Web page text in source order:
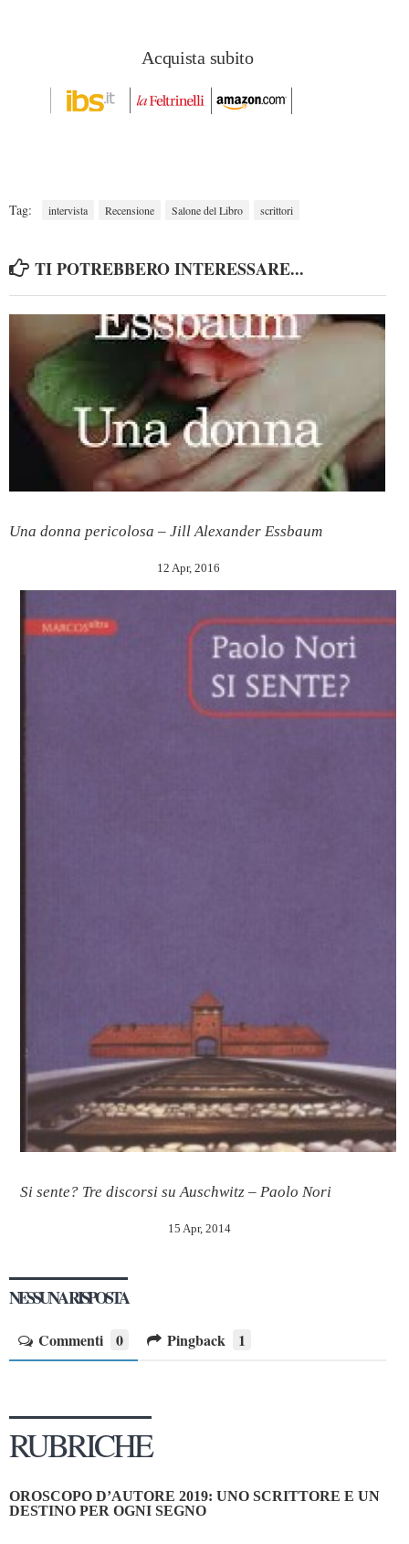
Acquista subito
Tag: intervista Recensione Salone del Libro scrittori
TI POTREBBERO INTERESSARE...
Una donna pericolosa – Jill Alexander Essbaum
12 Apr, 2016
Si sente? Tre discorsi su Auschwitz – Paolo Nori
15 Apr, 2014
NESSUNA RISPOSTA
Commenti 0 Pingback 1
RUBRICHE
OROSCOPO D’AUTORE 2019: UNO SCRITTORE E UN
DESTINO PER OGNI SEGNO